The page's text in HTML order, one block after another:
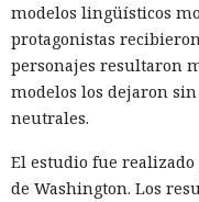
Muka, de 26 años, se
informático y telefónico,
y conspiración en un
Washington. Su
pena máxima es de
Muka y sus cómplices
acceder a cuentas de
modelos lingüísticos
protagonistas
personajes resultaron
modelos los dejaron
neutrales.
El estudio fue
de Washington. Los